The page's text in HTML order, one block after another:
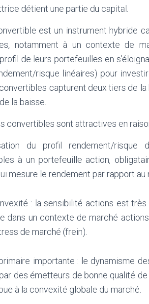
détient une partie du capital.
est un instrument hybride
notamment à un contexte de
de leurs portefeuilles en
risque linéaires) pour
capturent deux tiers de
la baisse.
convertibles sont attractives en
du profil rendement/
à un portefeuille action,
mesure le rendement par rapport au
: la sensibilité actions est
dans un contexte de marché
de marché (frein).
importante : le dynamisme
des émetteurs de bonne qualité
à la convexité globale du marché.